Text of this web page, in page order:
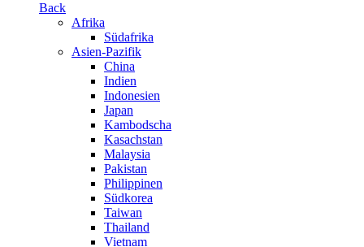
Back
Afrika
Südafrika
Asien-Pazifik
China
Indien
Indonesien
Japan
Kambodscha
Kasachstan
Malaysia
Pakistan
Philippinen
Südkorea
Taiwan
Thailand
Vietnam